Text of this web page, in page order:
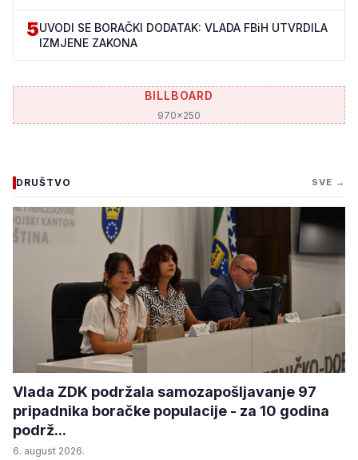
5UVODI SE BORAČKI DODATAK: VLADA FBiH UTVRDILA
IZMJENE ZAKONA
BILLBOARD
970x250
DRUŠTVO SVE →
Vlada ZDK podržala samozapošljavanje 97
pripadnika boračke populacije - za 10 godina
podrž...
6. august 2026.